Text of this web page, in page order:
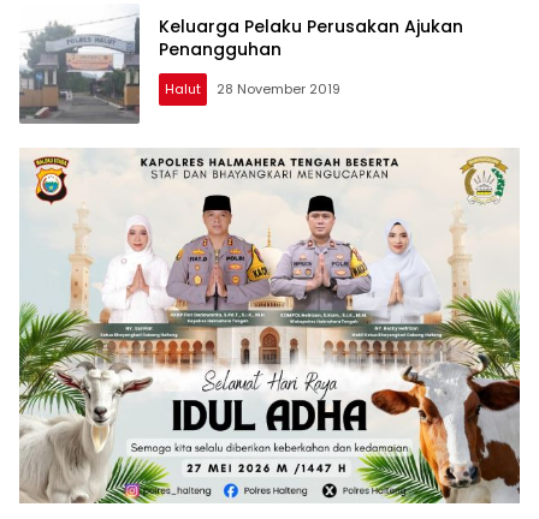
Keluarga Pelaku Perusakan Ajukan
Penangguhan
Halut 28 November 2019